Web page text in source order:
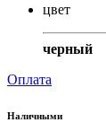
цвет
черный
Оплата
Наличными